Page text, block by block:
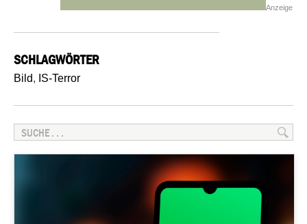
Anzeige
SCHLAGWÖRTER
Bild, IS-Terror